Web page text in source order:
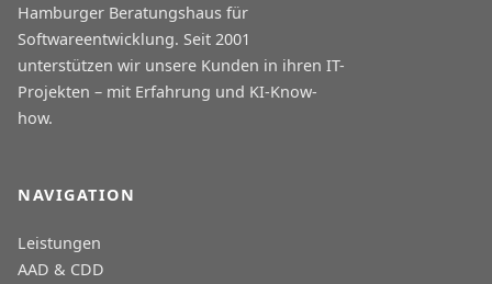
Hamburger Beratungshaus für
Softwareentwicklung. Seit 2001
unterstützen wir unsere Kunden in ihren IT-
Projekten – mit Erfahrung und KI-Know-
how.
NAVIGATION
Leistungen
AAD & CDD